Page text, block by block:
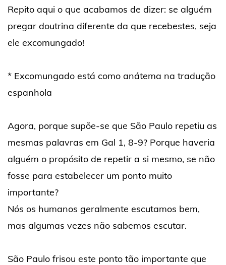
Repito aqui o que acabamos de dizer: se alguém
pregar doutrina diferente da que recebestes, seja
ele excomungado!
* Excomungado está como anátema na tradução
espanhola
Agora, porque supõe-se que São Paulo repetiu as
mesmas palavras em Gal 1, 8-9? Porque haveria
alguém o propósito de repetir a si mesmo, se não
fosse para estabelecer um ponto muito
importante?
Nós os humanos geralmente escutamos bem,
mas algumas vezes não sabemos escutar.
São Paulo frisou este ponto tão importante que